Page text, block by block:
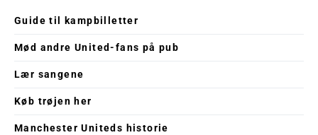
Guide til kampbilletter
Mød andre United-fans på pub
Lær sangene
Køb trøjen her
Manchester Uniteds historie